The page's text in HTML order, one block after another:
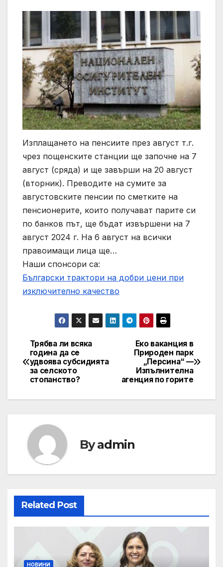
Изплащането на пенсиите през август т.г.
чрез пощенските станции ще започне на 7
август (сряда) и ще завърши на 20 август
(вторник). Преводите на сумите за
августовските пенсии по сметките на
пенсионерите, които получават парите си
по банков път, ще бъдат извършени на 7
август 2024 г. На 6 август на всички
правоимащи лица ще…
Наши спонсори са:
Български трактори на добри цени при
изключително качество
Post
navigation
Еко ваканция в
Природен парк
„Персина“ —
Изпълнителна
агенция по горите
Трябва ли всяка
година да се
удвоява субсидията
за селското
стопанство?
Byadmin
Related Post
НОВИНИ